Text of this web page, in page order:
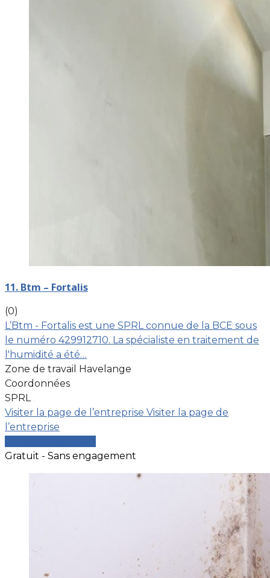
11. Btm – Fortalis
(0)
L’Btm - Fortalis est une SPRL connue de la BCE sous
le numéro 429912710. La spécialiste en traitement de
l'humidité a été…
Zone de travail Havelange
Coordonnées
SPRL
Visiter la page de l’entreprise Visiter la page de
l’entreprise
Gratuit - Sans engagement